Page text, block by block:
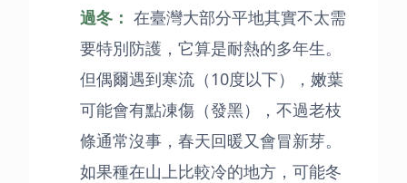
過冬： 在臺灣大部分平地其實不太需
要特別防護，它算是耐熱的多年生。
但偶爾遇到寒流（10度以下），嫩葉
可能會有點凍傷（發黑），不過老枝
條通常沒事，春天回暖又會冒新芽。
如果種在山上比較冷的地方，可能冬